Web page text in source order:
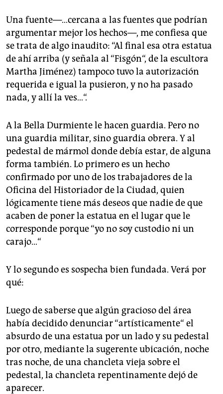
Una fuente—…cercana a las fuentes que podrían
argumentar mejor los hechos—, me confiesa que
se trata de algo inaudito: “Al final esa otra estatua
de ahí arriba (y señala al “Fisgón“, de la escultora
Martha Jiménez) tampoco tuvo la autorización
requerida e igual la pusieron, y no ha pasado
nada, y allí la ves…“.
A la Bella Durmiente le hacen guardia. Pero no
una guardia militar, sino guardia obrera. Y al
pedestal de mármol donde debía estar, de alguna
forma también. Lo primero es un hecho
confirmado por uno de los trabajadores de la
Oficina del Historiador de la Ciudad, quien
lógicamente tiene más deseos que nadie de que
acaben de poner la estatua en el lugar que le
corresponde porque “yo no soy custodio ni un
carajo…“
Y lo segundo es sospecha bien fundada. Verá por
qué:
Luego de saberse que algún gracioso del área
había decidido denunciar “artísticamente“ el
absurdo de una estatua por un lado y su pedestal
por otro, mediante la sugerente ubicación, noche
tras noche, de una chancleta vieja sobre el
pedestal, la chancleta repentinamente dejó de
aparecer.